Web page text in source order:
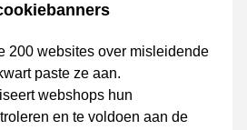
200 websites over misleidende
paste ze aan.
webshops hun
en te voldoen aan de